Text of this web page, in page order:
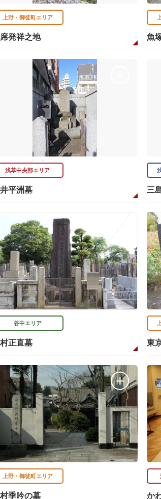
上野・御徒町エリア
発祥之地 魚
浅草中央部エリア
平洲墓 三
谷中エリア
正直墓 東
上野・御徒町エリア
季吟の墓 か